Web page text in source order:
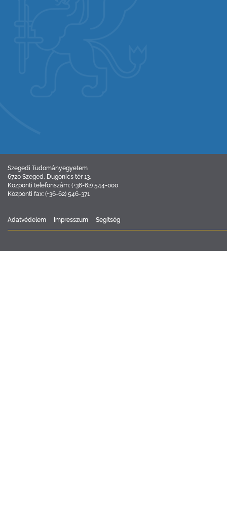
Szegedi Tudományegyetem
6720 Szeged, Dugonics tér 13.
Központi telefonszám: (+36-62) 544-000
Központi fax: (+36-62) 546-371
Adatvédelem Impresszum Segítség